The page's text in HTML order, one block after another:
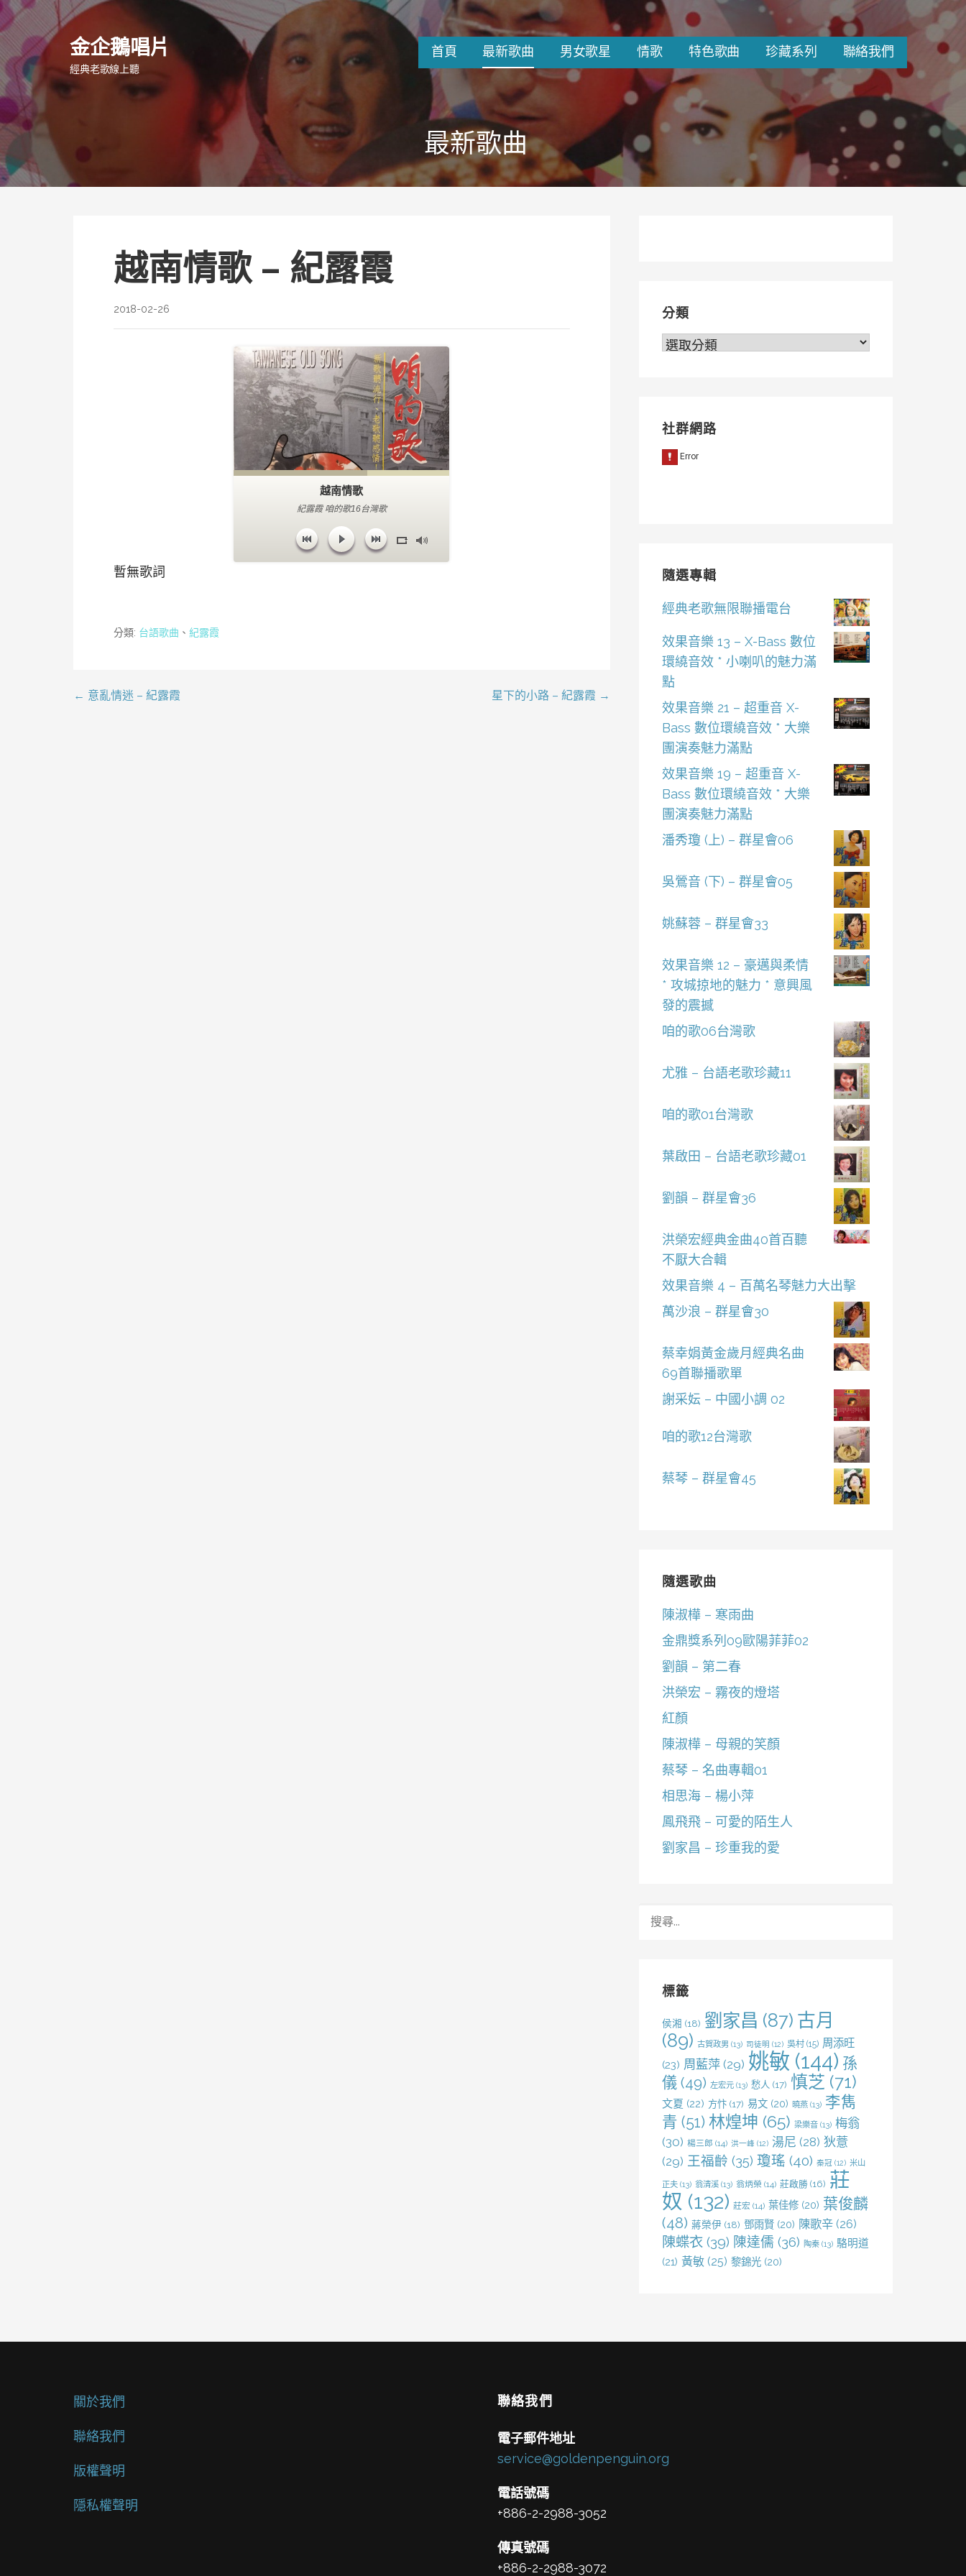
跳
至
要
內
容
金企鵝唱片
經典老歌線上聽
首頁 最新歌曲 男女歌星 情歌 特色歌曲 珍藏系列 聯絡我們
最新歌曲
越南情歌 – 紀露霞
2018-02-26
越南情歌
紀露霞 咱的歌16台灣歌
暫無歌詞
分類: 台語歌曲 、 紀露霞
文
← 意亂情迷 – 紀露霞 星下的小路 – 紀露霞 →
分類
分
社群網路
隨選專輯
經典老歌無限聯播電台
效果音樂 13 – X-Bass 數位
環繞音效 * 小喇叭的魅力滿
點
效果音樂 21 – 超重音 X-
Bass 數位環繞音效 * 大樂
團演奏魅力滿點
效果音樂 19 – 超重音 X-
Bass 數位環繞音效 * 大樂
團演奏魅力滿點
潘秀瓊 (上) – 群星會06
吳鶯音 (下) – 群星會05
姚蘇蓉 – 群星會33
效果音樂 12 – 豪邁與柔情
* 攻城掠地的魅力 * 意興風
發的震撼
咱的歌06台灣歌
尤雅 – 台語老歌珍藏11
咱的歌01台灣歌
葉啟田 – 台語老歌珍藏01
劉韻 – 群星會36
洪榮宏經典金曲40首百聽
不厭大合輯
效果音樂 4 – 百萬名琴魅力大出擊
萬沙浪 – 群星會30
蔡幸娟黃金歲月經典名曲
69首聯播歌單
謝采妘 – 中國小調 02
咱的歌12台灣歌
蔡琴 – 群星會45
隨選歌曲
陳淑樺 – 寒雨曲
金鼎獎系列09歐陽菲菲02
劉韻 – 第二春
洪榮宏 – 霧夜的燈塔
紅顏
陳淑樺 – 母親的笑顏
蔡琴 – 名曲專輯01
相思海 – 楊小萍
鳳飛飛 – 可愛的陌生人
劉家昌 – 珍重我的愛
標籤
侯湘 (18) 劉家昌 (87) 古月
(89) 古賀政男 (13) 司徒明 (12) 吳村(15) 周添旺
(23) 周藍萍(29) 姚敏 (144) 孫
儀(49) 左宏元(13) 愁人 (17) 慎芝 (71)
文夏 (22) 方忭(17) 易文(20) 曉燕(13) 李雋
青 (51) 林煌坤 (65) 梁樂音(13) 梅翁
(30) 楊三郎 (14) 洪一峰 (12) 湯尼 (28) 狄薏
(29) 王福齡 (35) 瓊瑤 (40) 秦冠 (12) 米山
正夫(13) 翁清溪(13) 翁炳榮 (14) 莊啟勝(16) 莊
奴 (132) 莊宏(14) 葉佳修(20) 葉俊麟
(48) 蔣榮伊 (18) 鄧雨賢(20) 陳歌辛(26)
陳蝶衣(39) 陳達儒 (36) 陶秦(13) 駱明道
(21) 黃敏(25) 黎錦光(20)
關於我們
聯絡我們
版權聲明
隱私權聲明
聯絡我們
電子郵件地址
service@goldenpenguin.org
電話號碼
+886-2-2988-3052
傳真號碼
+886-2-2988-3072